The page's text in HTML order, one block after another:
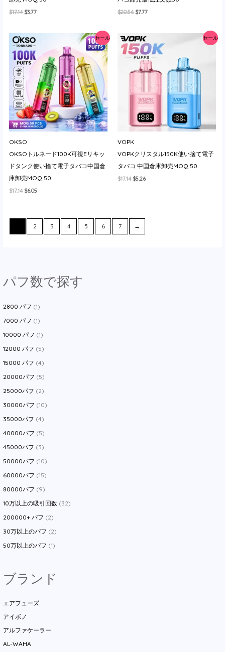
パフ数で探す
2800 パフ (1)
7000 パフ (1)
10000 パフ (1)
12000 パフ (5)
15000 パフ (4)
20000パフ (5)
25000パフ (2)
30000パフ (10)
35000パフ (4)
40000パフ (5)
45000パフ (3)
50000パフ (10)
60000パフ (15)
80000パフ (9)
10万以上の吸引回数 (32)
200000+ パフ (2)
30万以上のパフ (2)
50万以上のパフ (1)
ブランド
エアフューズ
アイボノ
アルファケーラー
AL-WAHA
$17.14 元
格
は
$17.14
で
し
た。
$3.77現
価
$3.77
で
す。
$20.56 元
は
$20.56
で
し
た。
$7.77現
は
$7.77
で
す。
セール
OKSO
OKSOトルネード100K可視Eリキッ
ドタンク使い捨て電子タバコ中国倉
庫卸売MOQ 50
$17.14元
は
$17.14
で
$6.05現
格
$6.05
セール
VOPK
VOPKクリスタル150K使い捨て電子
タバコ 中国倉庫卸売MOQ 50
$17.14 元
で
し
た。
$5.26現
2 3 4 5 6 7 →